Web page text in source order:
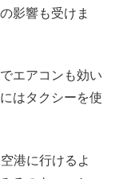
影響も受けま
エアコンも効い
はタクシーを使
港に行けるよ